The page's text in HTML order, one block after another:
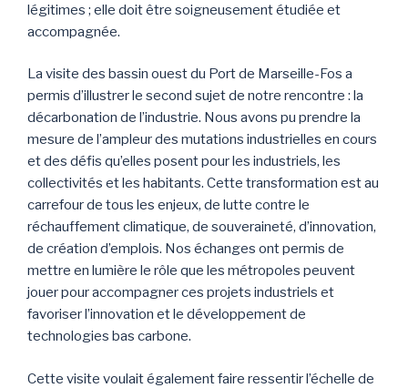
légitimes ; elle doit être soigneusement étudiée et
accompagnée.
La visite des bassin ouest du Port de Marseille-Fos a
permis d’illustrer le second sujet de notre rencontre : la
décarbonation de l’industrie. Nous avons pu prendre la
mesure de l’ampleur des mutations industrielles en cours
et des défis qu’elles posent pour les industriels, les
collectivités et les habitants. Cette transformation est au
carrefour de tous les enjeux, de lutte contre le
réchauffement climatique, de souveraineté, d’innovation,
de création d’emplois. Nos échanges ont permis de
mettre en lumière le rôle que les métropoles peuvent
jouer pour accompagner ces projets industriels et
favoriser l’innovation et le développement de
technologies bas carbone.
Cette visite voulait également faire ressentir l’échelle de